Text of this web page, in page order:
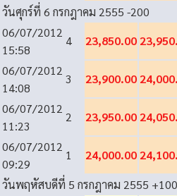
วันศุกร์ที่ 6 กรกฎาคม 2555 -200
06/07/2012
15:58
4 23,850.00
06/07/2012
14:08
3 23,900.00
06/07/2012
11:23
2 23,950.00
06/07/2012
09:29
1 24,000.00
วันพฤหัสบดีที่ 5 กรกฎาคม 2555 +100